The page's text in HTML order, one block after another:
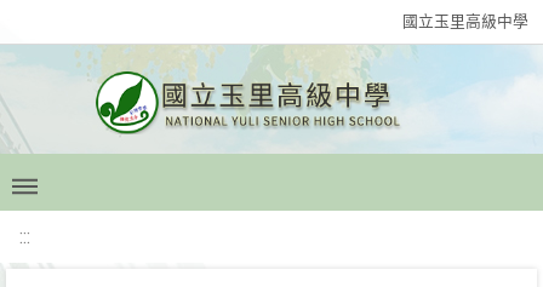
國立玉里高級中學
:::